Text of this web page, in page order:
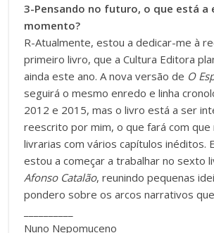
3-Pensando no futuro, o que está a
momento?
R-Atualmente, estou a dedicar-me à
primeiro livro, que a Cultura Editora
ainda este ano. A nova versão de O
seguirá o mesmo enredo e linha
2012 e 2015, mas o livro está a ser
reescrito por mim, o que fará com
livrarias com vários capítulos inéditos.
estou a começar a trabalhar no sexto
Afonso Catalão, reunindo pequenas
pondero sobre os arcos narrativos
Nuno Nepomuceno